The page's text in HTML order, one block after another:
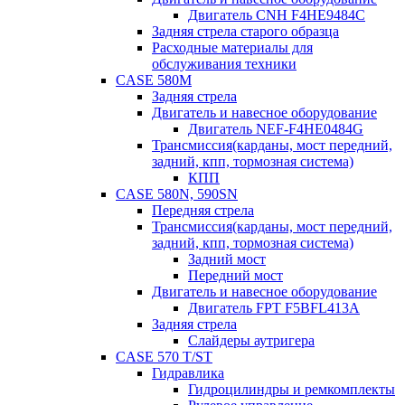
Двигатель CNH F4HE9484C
Задняя стрела старого образца
Расходные материалы для
обслуживания техники
CASE 580M
Задняя стрела
Двигатель и навесное оборудование
Двигатель NEF-F4HE0484G
Трансмиссия(карданы, мост передний,
задний, кпп, тормозная система)
КПП
CASE 580N, 590SN
Передняя стрела
Трансмиссия(карданы, мост передний,
задний, кпп, тормозная система)
Задний мост
Передний мост
Двигатель и навесное оборудование
Двигатель FPT F5BFL413A
Задняя стрела
Слайдеры аутригера
CASE 570 T/ST
Гидравлика
Гидроцилиндры и ремкомплекты